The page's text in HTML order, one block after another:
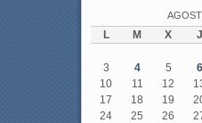
L M X J
3
4 5 6
10
11 12
17
18 19
24
25 26